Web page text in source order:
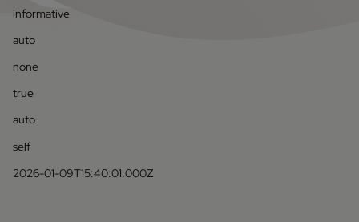
informative
auto
none
true
auto
self
2026-01-09T15:40:01.000Z